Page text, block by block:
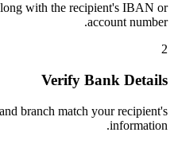
with the recipient's IBAN or
account number.
2
Verify Bank Details
branch match your recipient's
information.